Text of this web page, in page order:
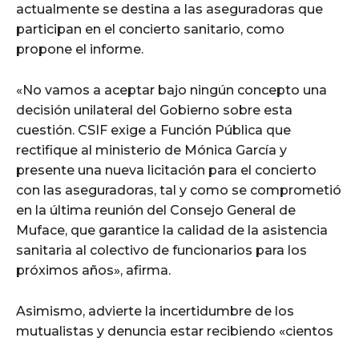
actualmente se destina a las aseguradoras que
participan en el concierto sanitario, como
propone el informe.
«No vamos a aceptar bajo ningún concepto una
decisión unilateral del Gobierno sobre esta
cuestión. CSIF exige a Función Pública que
rectifique al ministerio de Mónica García y
presente una nueva licitación para el concierto
con las aseguradoras, tal y como se comprometió
en la última reunión del Consejo General de
Muface, que garantice la calidad de la asistencia
sanitaria al colectivo de funcionarios para los
próximos años», afirma.
Asimismo, advierte la incertidumbre de los
mutualistas y denuncia estar recibiendo «cientos